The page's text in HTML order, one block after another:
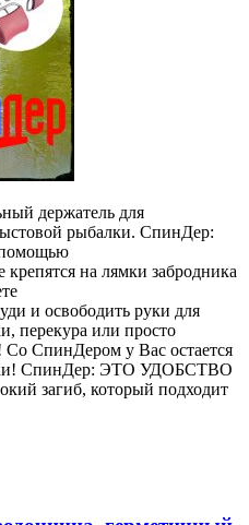
держатель для
рыбалки. СпинДер:
на лямки забродника
и освободить руки для
перекура или просто
Со СпинДером у Вас остается
СпинДер: ЭТО УДОБСТВО
загиб, который подходит